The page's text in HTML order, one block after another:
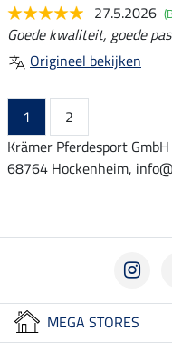
27.5.2026
Goede kwaliteit, goede
Origineel bekijken
1
2
Krämer Pferdesport
68764 Hockenheim,
MEGA STORES